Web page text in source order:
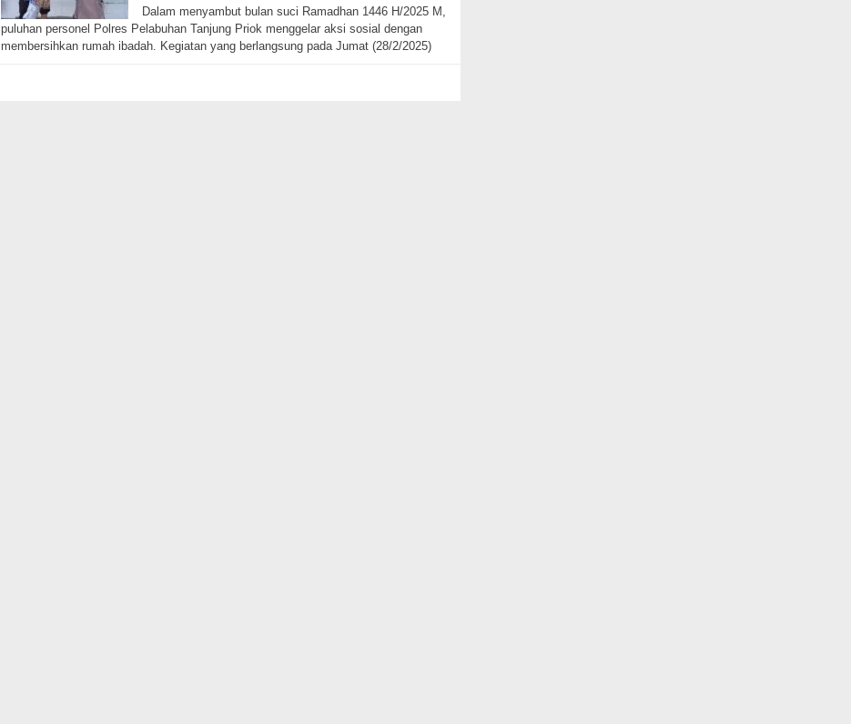
Dalam menyambut bulan suci Ramadhan 1446 H/2025 M,
puluhan personel Polres Pelabuhan Tanjung Priok menggelar aksi sosial dengan
membersihkan rumah ibadah. Kegiatan yang berlangsung pada Jumat (28/2/2025)